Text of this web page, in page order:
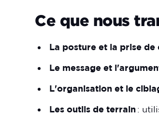
Ce que nous
La posture et la prise de
Le message et
L'organisation et le
Les outils de terrain :